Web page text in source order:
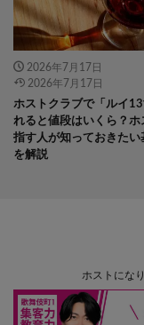
2026年7月17日
2026年7月17日
ホストクラブで「ルイ
れると値段はいくら？ホ
指す人が知っておきたい
を解説
ホストにな